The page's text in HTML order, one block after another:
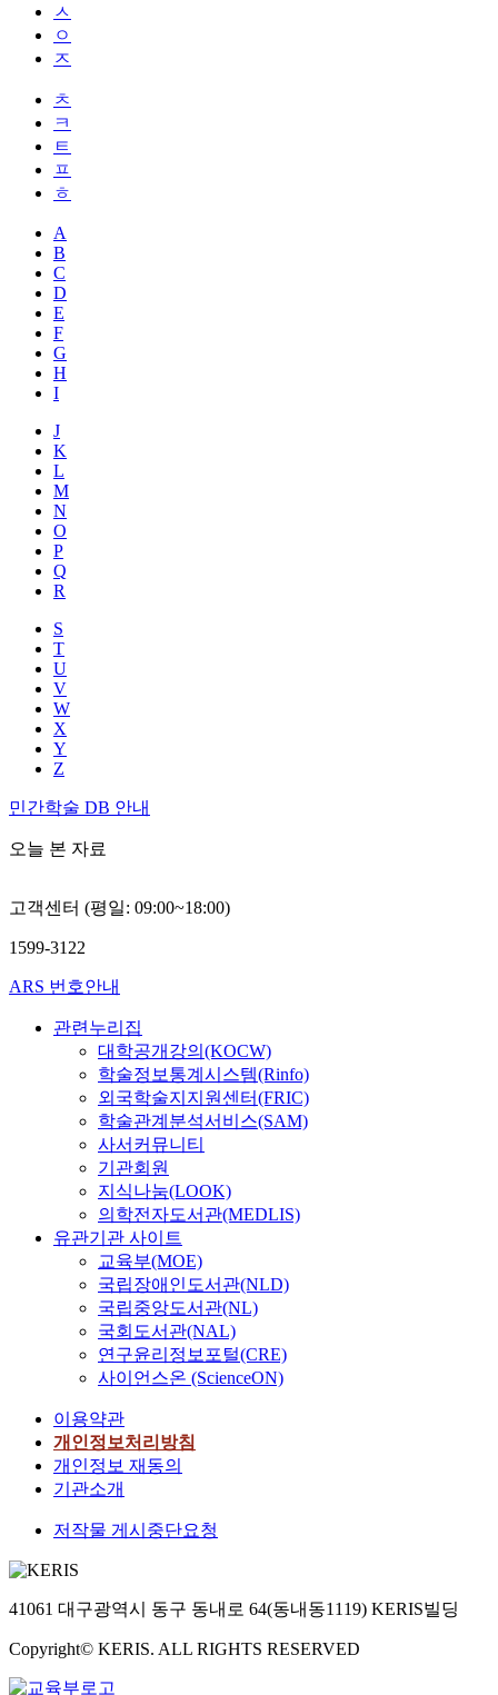
ㅅ
ㅇ
ㅈ
ㅊ
ㅋ
ㅌ
ㅍ
ㅎ
A
B
C
D
E
F
G
H
I
J
K
L
M
N
O
P
Q
R
S
T
U
V
W
X
Y
Z
민간학술 DB 안내
오늘 본 자료
고객센터 (평일: 09:00~18:00)
1599-3122
ARS 번호안내
관련누리집
대학공개강의(KOCW)
학술정보통계시스템(Rinfo)
외국학술지지원센터(FRIC)
학술관계분석서비스(SAM)
사서커뮤니티
기관회원
지식나눔(LOOK)
의학전자도서관(MEDLIS)
유관기관 사이트
교육부(MOE)
국립장애인도서관(NLD)
국립중앙도서관(NL)
국회도서관(NAL)
연구윤리정보포털(CRE)
사이언스온 (ScienceON)
이용약관
개인정보처리방침
개인정보 재동의
기관소개
저작물 게시중단요청
41061 대구광역시 동구 동내로 64(동내동1119) KERIS빌딩
Copyright© KERIS. ALL RIGHTS RESERVED